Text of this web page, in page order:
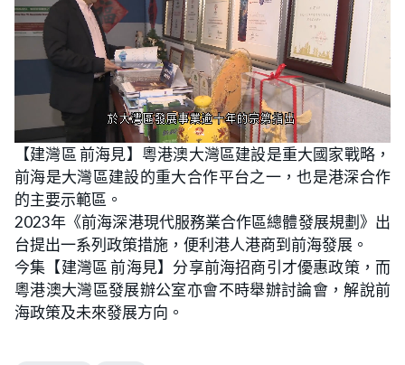
n
m
u
t
L
o
a
d
e
d
4
.
2
1
%
【建灣區 前海見】粵港澳大灣區建設是重大國家戰略，
前海是大灣區建設的重大合作平台之一，也是港深合作
的主要示範區。
2023年《前海深港現代服務業合作區總體發展規劃》出
台提出一系列政策措施，便利港人港商到前海發展。
今集【建灣區 前海見】分享前海招商引才優惠政策，而
粵港澳大灣區發展辦公室亦會不時舉辦討論會，解說前
海政策及未來發展方向。